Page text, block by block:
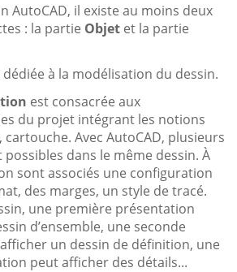
AutoCAD, il existe au moins deux
: la partie Objet et la partie
dédiée à la modélisation du dessin.
est consacrée aux
du projet intégrant les notions
cartouche. Avec AutoCAD, plusieurs
dans le même dessin. À
sont associés une configuration
des marges, un style de tracé.
une première présentation
d’ensemble, une seconde
un dessin de définition, une
peut afficher des détails...